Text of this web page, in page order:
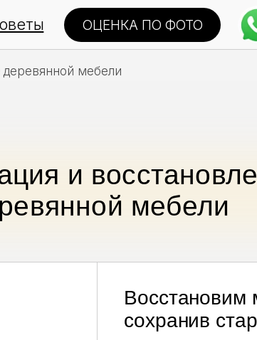
ОЦЕНКА ПО ФОТО
деревянной мебели
и
мебели
Восстановим
сохранив